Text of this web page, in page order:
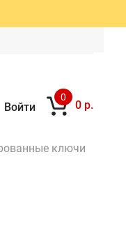
Войти
0
0 р.
ключи